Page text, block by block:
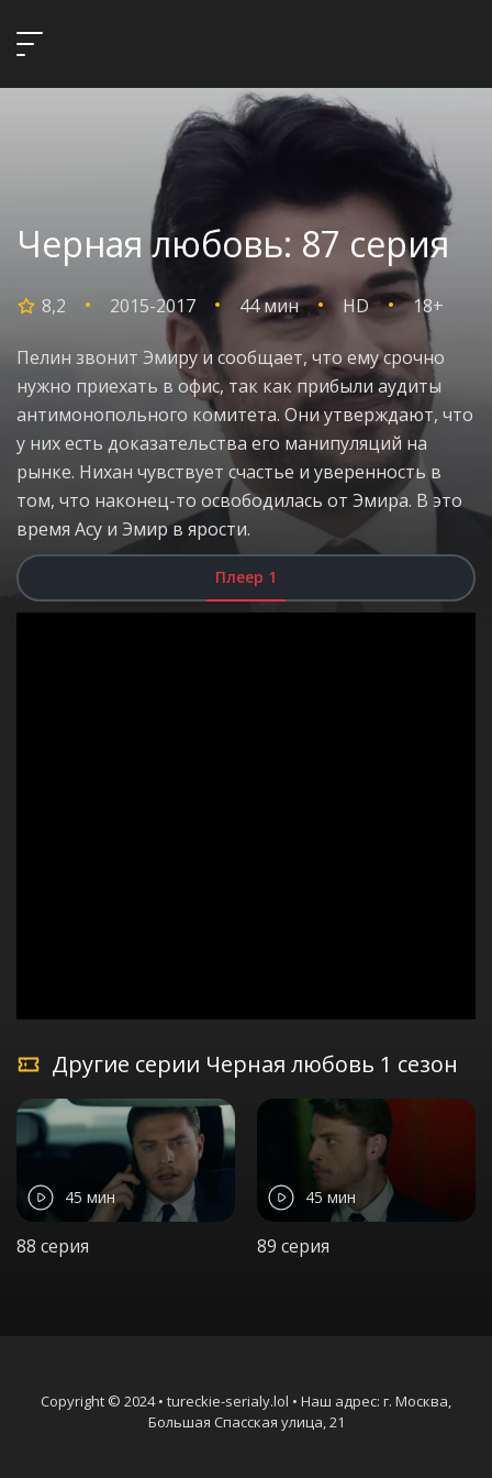
Черная любовь: 87 серия
8,2 2015-2017 44 мин HD 18+
Пелин звонит Эмиру и сообщает, что ему срочно
нужно приехать в офис, так как прибыли аудиты
антимонопольного комитета. Они утверждают, что
у них есть доказательства его манипуляций на
рынке. Нихан чувствует счастье и уверенность в
том, что наконец-то освободилась от Эмира. В это
время Асу и Эмир в ярости.
Плеер 1
Другие серии Черная любовь 1 сезон
45 мин
88 серия
45 мин
89 серия
Copyright © 2024 • tureckie-serialy.lol • Наш адрес: г. Москва,
Большая Спасская улица, 21